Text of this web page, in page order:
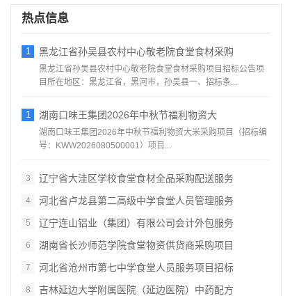
热点信息
1 黑龙江省孙吴县农村中心敬老院食堂食材采购
黑龙江省孙吴县农村中心敬老院食堂食材采购项目招标公告项
目所在地区：黑龙江省，黑河市，孙吴县一、招标条...
1 湖南口味王集团2026年中秋节福利物资大
湖南口味王集团2026年中秋节福利物资大米采购项目（招标编
号：KWW2026080500001）项目...
3 辽宁省大洼区学校食堂食材全品采购配送服务
4 河北省卢龙县第二高级中学食堂人员管理服务
5 辽宁连山铝业（集团）有限公司会计外包服务
6 湖南省长沙师范学院食堂物资供货商采购项目
7 河北省沧州市第七中学食堂人员服务项目招标
8 吉林延边大学附属医院（延边医院）中药配方